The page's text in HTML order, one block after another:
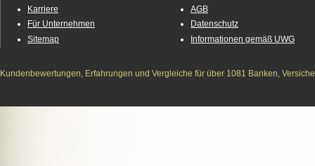
Karriere
Für Unternehmen
Sitemap
AGB
Datenschutz
Informationen gemäß UWG
Kundenbewertungen, Erfahrungen und Vergleiche für über 1081 Banken,